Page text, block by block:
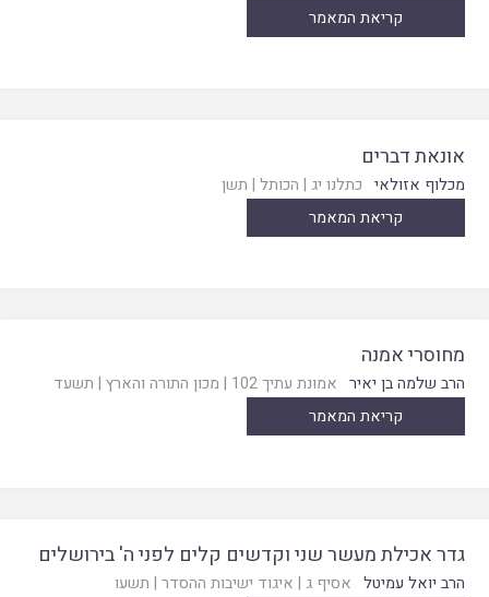
קריאת המאמר
אונאת דברים
מכלוף אזולאי כתלנו יג | הכותל | תשן
קריאת המאמר
מחוסרי אמנה
הרב שלמה בן יאיר אמונת עתיך 102 | מכון התורה והארץ | תשעד
קריאת המאמר
גדר אכילת מעשר שני וקדשים קלים לפני ה' בירושלים
הרב יואל עמיטל אסיף ג | איגוד ישיבות ההסדר | תשעו